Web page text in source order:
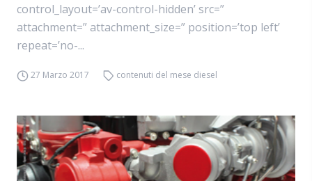
control_layout=’av-control-hidden’ src=”
attachment=” attachment_size=” position=’top left’
repeat=’no-...
27 Marzo 2017 contenuti del mese diesel